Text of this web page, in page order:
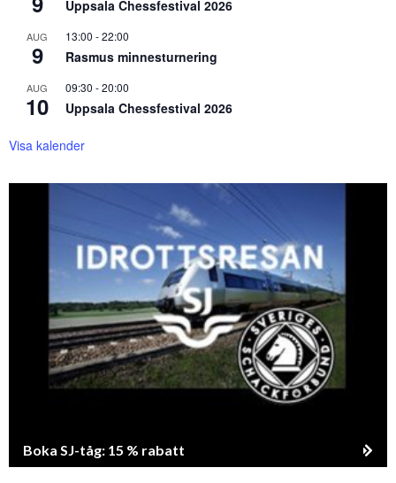
Uppsala Chessfestival 2026
AUG
9
13:00 -22:00
Rasmus minnesturnering
AUG
10
09:30 -20:00
Uppsala Chessfestival 2026
Visa kalender
Boka SJ-tåg: 15 % rabatt